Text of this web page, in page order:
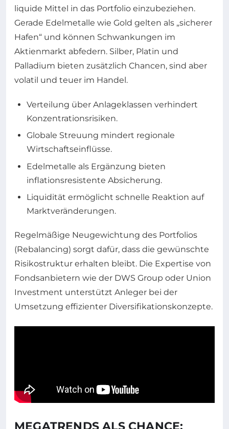
liquide Mittel in das Portfolio einzubeziehen.
Gerade Edelmetalle wie Gold gelten als „sicherer
Hafen“ und können Schwankungen im
Aktienmarkt abfedern. Silber, Platin und
Palladium bieten zusätzlich Chancen, sind aber
volatil und teuer im Handel.
Verteilung über Anlageklassen verhindert
Konzentrationsrisiken.
Globale Streuung mindert regionale
Wirtschaftseinflüsse.
Edelmetalle als Ergänzung bieten
inflationsresistente Absicherung.
Liquidität ermöglicht schnelle Reaktion auf
Marktveränderungen.
Regelmäßige Neugewichtung des Portfolios
(Rebalancing) sorgt dafür, dass die gewünschte
Risikostruktur erhalten bleibt. Die Expertise von
Fondsanbietern wie der DWS Group oder Union
Investment unterstützt Anleger bei der
Umsetzung effizienter Diversifikationskonzepte.